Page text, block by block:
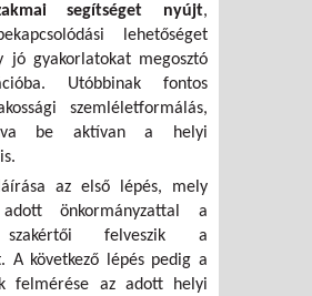
segítséget nyújt,
lehetőséget
jó gyakorlatokat megosztó
Utóbbinak fontos
szemléletformálás,
be aktívan a helyi
az első lépés, mely
önkormányzattal a
szakértői felveszik a
A következő lépés pedig a
felmérése az adott helyi